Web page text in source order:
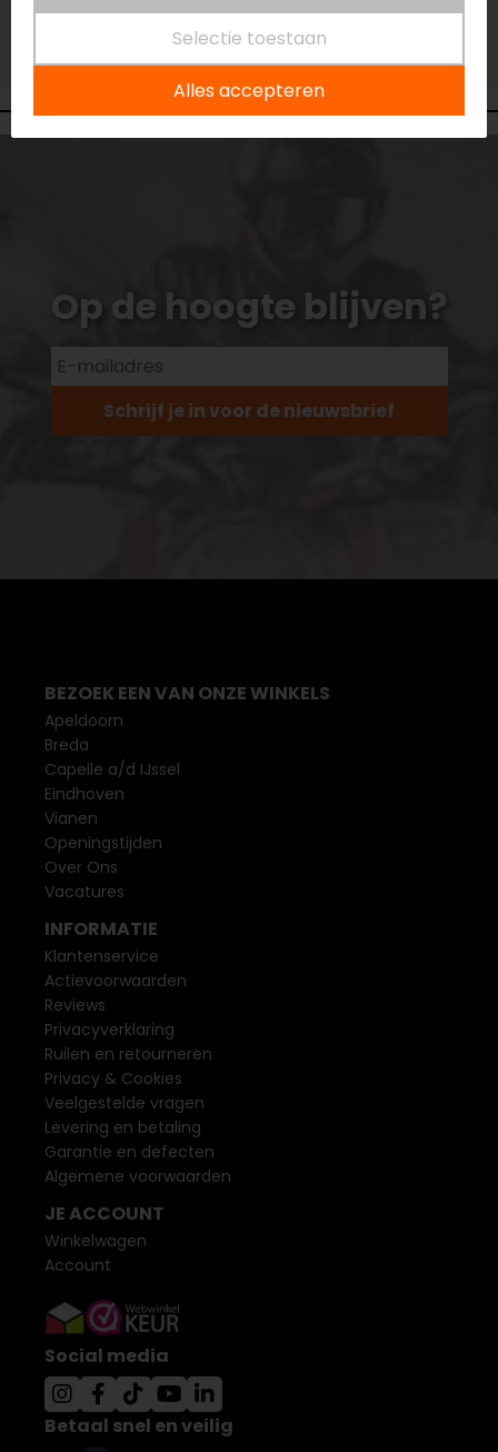
Niet op voorraad
Op de hoogte blijven?
Schrijf je in voor de nieuwsbrief
Selectie toestaan
Alles accepteren
BEZOEK EEN VAN ONZE WINKELS
Apeldoorn
Breda
Capelle a/d IJssel
Eindhoven
Vianen
Openingstijden
Over Ons
Vacatures
INFORMATIE
Klantenservice
Actievoorwaarden
Reviews
Privacyverklaring
Ruilen en retourneren
Privacy & Cookies
Veelgestelde vragen
Levering en betaling
Garantie en defecten
Algemene voorwaarden
JE ACCOUNT
Winkelwagen
Account
Social media
Betaal snel en veilig